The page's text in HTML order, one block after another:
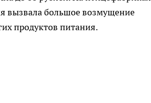
вызвала большое возмущение
продуктов питания.